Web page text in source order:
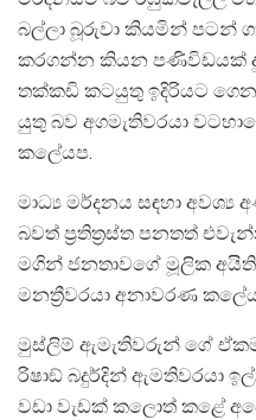
බල්ලා බූරුවා කියමින් පටන්
කරගන්න කියන පණිවිඩයක්
තක්කඩි කටයුතු ඉදිරියට
යුතු බව අගමැතිවරයා
කලේයප.
මාධ්‍ය මර්දනය සඳහා
බවත් ප්‍රතිත්‍රස්ත පනතත්
මගින් ජනතාවගේ මූලික
මනත්‍රීවරයා අනාවරණ
මුස්ලිම් ඇමැතිවරුන් ගේ
රිෂාඞ් බදුර්දින් ඇමතිවරයා
වඩා වැඩක් කලොත් කළේ